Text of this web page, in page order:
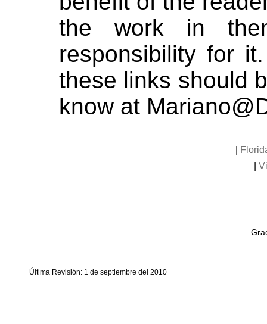
the work in
responsibility for
these links should
know at
Última Revisión: 1 de septiembre del 2010